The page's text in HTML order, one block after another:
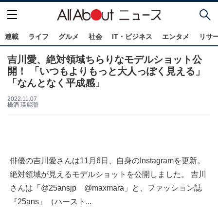
連載 ライフ グルメ 社会 IT・ビジネス エンタメ リサ
吉川愛、絶対領域ちらりなモデルショット公
開！ 「いつもよりもっと大人っぽく見える」
「なんとなく平成感」
2022.11.07
橋酒 瑛麗瑠
俳優の吉川愛さんは11月6日、自身のInstagramを更新。
絶対領域が見えるモデルショットを公開しました。 吉川
さんは「@25ansjp @maxmara」と、ファッション誌
『25ans』（ハースト...